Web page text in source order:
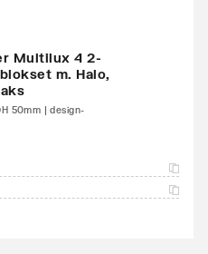
Ja
Multilux 4 2-
m. Halo,
50mm | design-